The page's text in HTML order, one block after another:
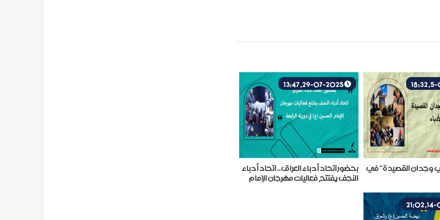
وجدان القصيدة" في
29-07-2025, 13:47
بحضور اتحاد أدباء العراق.. اتحاد أدباء
النجف يفتتح فعاليات مهرجان الإمام